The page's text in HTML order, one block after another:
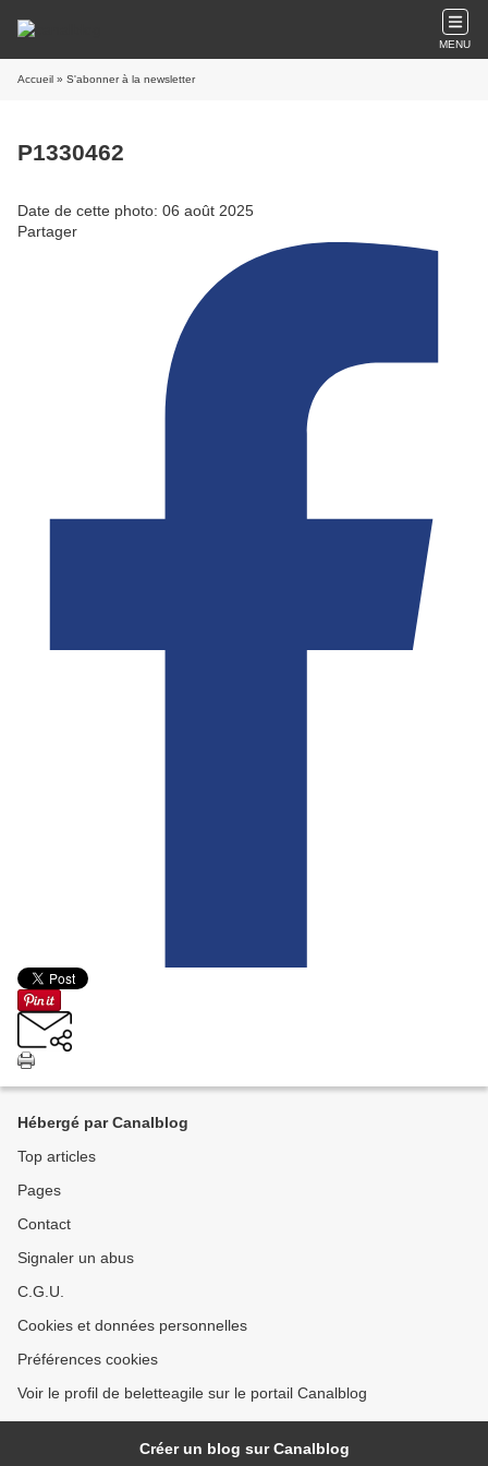
MENU
Accueil » S'abonner à la newsletter
P1330462
Date de cette photo: 06 août 2025
Partager
Hébergé par Canalblog
Top articles
Pages
Contact
Signaler un abus
C.G.U.
Cookies et données personnelles
Préférences cookies
Voir le profil de beletteagile sur le portail Canalblog
Créer un blog sur Canalblog